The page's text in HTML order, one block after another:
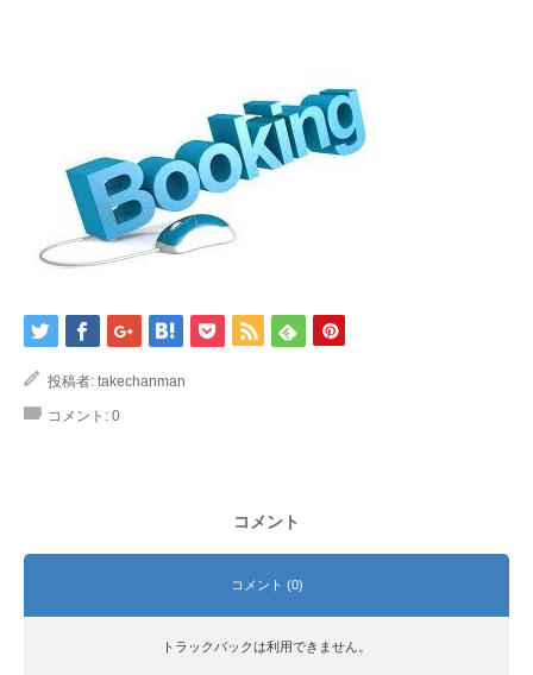
投稿者: takechanman
コメント: 0
コメント
コメント (0)
トラックバックは利用できません。